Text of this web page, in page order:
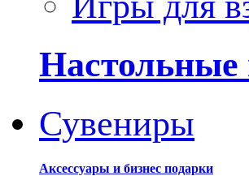
Сувениры
Аксессуары и бизнес подарки